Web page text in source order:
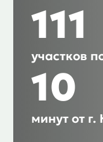
111
участков
10
минут от г.